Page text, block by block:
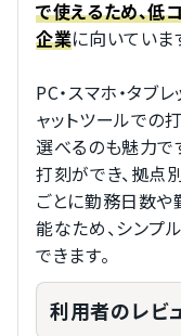
で使えるため、低
企業に向いていま
PC・スマホ・タブ
ャットツールでの
選べるのも魅力で
打刻ができ、拠点
ごとに勤務日数
能なため、シンプ
できます。
利用者のレビュ